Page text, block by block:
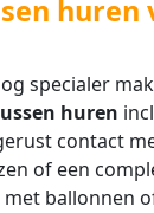
huren
specialer
huren
contact
of een
ballonnen